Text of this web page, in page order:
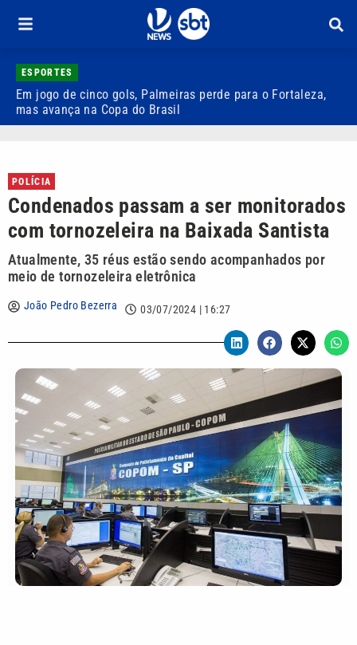
ESPORTES
Em jogo de cinco gols, Palmeiras perde para o Fortaleza,
mas avança na Copa do Brasil
POLÍCIA
Condenados passam a ser monitorados
com tornozeleira na Baixada Santista
Atualmente, 35 réus estão sendo acompanhados por
meio de tornozeleira eletrônica
João Pedro Bezerra 03/07/2024 | 16:27